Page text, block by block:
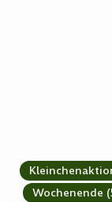
Wochenende